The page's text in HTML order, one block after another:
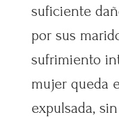
suficiente
por sus
sufrimiento
mujer queda
expulsada,